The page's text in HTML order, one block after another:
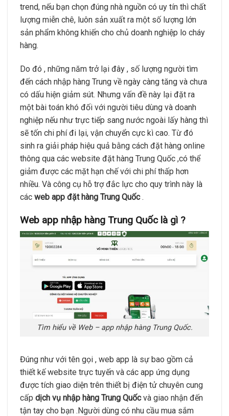
trend, nếu bạn chọn đúng nhà nguồn có uy tín thì chất
lượng miễn chê, luôn sản xuất ra một số lượng lớn
sản phẩm không khiến cho chủ doanh nghiệp lo cháy
hàng.
Do đó , những năm trở lại đây , số lượng người tìm
đến cách nhập hàng Trung về ngày càng tăng và chưa
có dấu hiện giảm sút. Nhưng vấn đề này lại đặt ra
một bài toán khó đối với người tiêu dùng và doanh
nghiệp nếu như trực tiếp sang nước ngoài lấy hàng thì
sẽ tốn chi phí đi lại, vận chuyển cực kì cao. Từ đó
sinh ra giải pháp hiệu quả bằng cách đặt hàng online
thông qua các website đặt hàng Trung Quốc ,có thể
giảm được các mặt hạn chế với chi phí thấp hơn
nhiều. Và công cụ hỗ trợ đắc lực cho quy trình này là
các web app đặt hàng Trung Quốc.
Web app nhập hàng Trung Quốc là gì ?
Tìm hiểu về Web – app nhập hàng Trung Quốc.
Đúng như với tên gọi , web app là sự bao gồm cả
thiết kế website trực tuyến và các app ứng dụng
được tích giao diện trên thiết bị điện tử chuyên cung
cấp dịch vụ nhập hàng Trung Quốcvà giao nhận đến
tận tay cho bạn .Người dùng có nhu cầu mua sắm